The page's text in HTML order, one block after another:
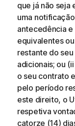
que já não seja
uma
antecedência e
equivalentes
restante do seu
adicionais; ou
o seu contrato
pelo período
este direito, o
respetiva
catorze (14)